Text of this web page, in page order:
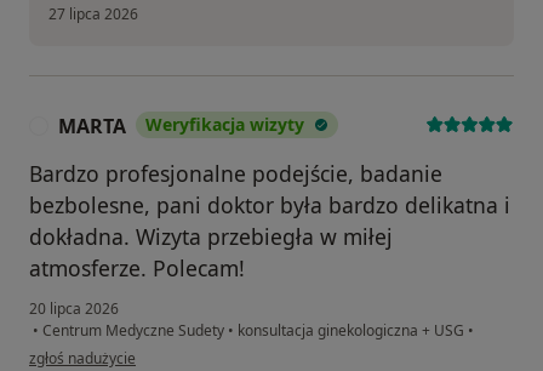
27 lipca 2026
MARTA Weryfikacja wizyty
Bardzo profesjonalne podejście, badanie
bezbolesne, pani doktor była bardzo delikatna i
dokładna. Wizyta przebiegła w miłej
atmosferze. Polecam!
20 lipca 2026
• Centrum Medyczne Sudety • konsultacja ginekologiczna + USG •
w opinii użytkownika MARTA
zgłoś nadużycie